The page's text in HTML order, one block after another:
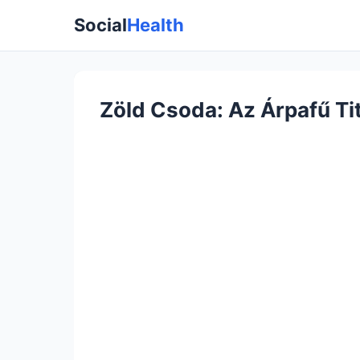
SocialHealth
Zöld Csoda: Az Árpafű